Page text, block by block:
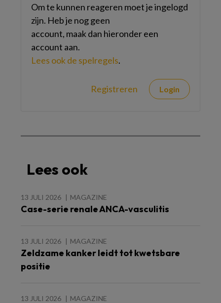
Om te kunnen reageren moet je ingelogd
zijn. Heb je nog geen
account, maak dan hieronder een
account aan.
Lees ook de spelregels.
Registreren Login
Lees ook
13 JULI 2026 MAGAZINE
Case-serie renale ANCA-vasculitis
13 JULI 2026 MAGAZINE
Zeldzame kanker leidt tot kwetsbare
positie
13 JULI 2026 MAGAZINE